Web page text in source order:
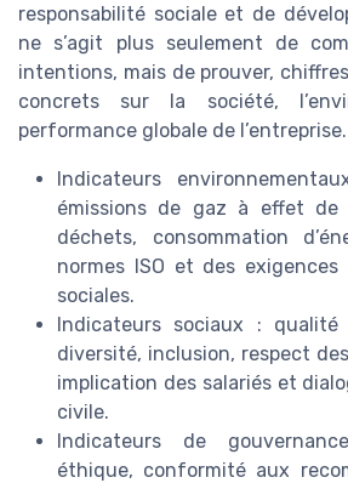
responsabilité sociale et de
ne s’agit plus seulement de
intentions, mais de prouver,
concrets sur la société,
performance globale de l’entreprise.
Indicateurs
émissions de gaz à effet de
déchets, consommation
normes ISO et des exigences
sociales.
Indicateurs sociaux :
diversité, inclusion, respect
implication des salariés et
civile.
Indicateurs de
éthique, conformité aux